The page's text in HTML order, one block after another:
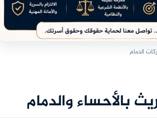
الدمام
بالأحساء والدمام